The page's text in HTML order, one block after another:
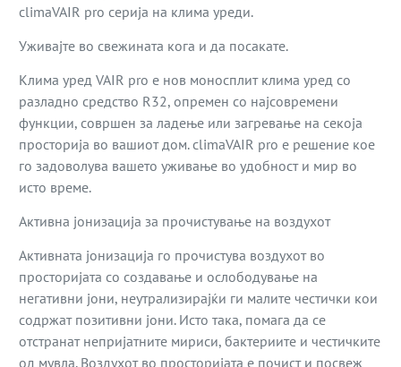
climaVAIR pro серија на клима уреди.
Уживајте во свежината кога и да посакате.
Клима уред VAIR pro е нов моносплит клима уред со
разладно средство R32, опремен со најсовремени
функции, совршен за ладење или загревање на секоја
просторија во вашиот дом. climaVAIR pro е решение кое
го задоволува вашето уживање во удобност и мир во
исто време.
Активна јонизација за прочистување на воздухот
Активната јонизација го прочистува воздухот во
просторијата со создавање и ослободување на
негативни јони, неутрализирајќи ги малите честички кои
содржат позитивни јони. Исто така, помага да се
отстранат непријатните мириси, бактериите и честичките
од мувла. Воздухот во просторијата е почист и посвеж